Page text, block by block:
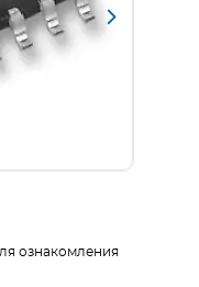
ознакомления